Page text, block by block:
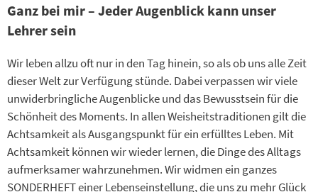
Ganz bei mir – Jeder Augenblick kann unser
Lehrer sein
Wir leben allzu oft nur in den Tag hinein, so als ob uns alle Zeit
dieser Welt zur Verfügung stünde. Dabei verpassen wir viele
unwiderbringliche Augenblicke und das Bewusstsein für die
Schönheit des Moments. In allen Weisheitstraditionen gilt die
Achtsamkeit als Ausgangspunkt für ein erfülltes Leben. Mit
Achtsamkeit können wir wieder lernen, die Dinge des Alltags
aufmerksamer wahrzunehmen. Wir widmen ein ganzes
SONDERHEFT einer Lebenseinstellung, die uns zu mehr Glück